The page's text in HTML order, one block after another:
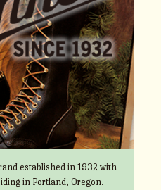
established in 1932 with
in Portland, Oregon.